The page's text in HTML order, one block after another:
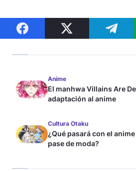
Anime
El manhwa Villains Are
adaptación al anime
Cultura Otaku
¿Qué pasará con el
pase de moda?